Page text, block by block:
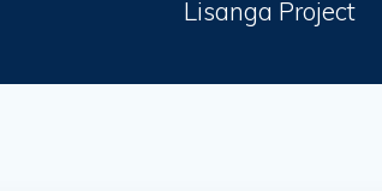
Lisanga Project